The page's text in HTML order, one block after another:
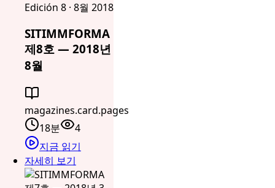
Edición 8 · 8월 2018
SITIMMFORMA
제8호 — 2018년
8월
magazines.card.pages
18분
4
지금 읽기
자세히 보기